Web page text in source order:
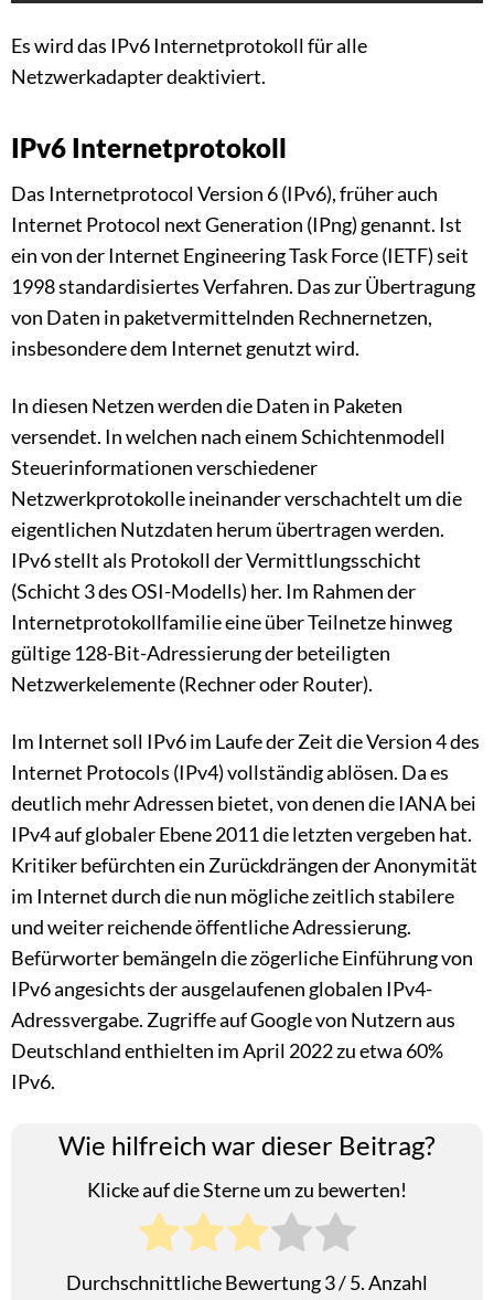
Es wird das IPv6 Internetprotokoll für alle
Netzwerkadapter deaktiviert.
IPv6 Internetprotokoll
Das Internetprotocol Version 6 (IPv6), früher auch
Internet Protocol next Generation (IPng) genannt. Ist
ein von der Internet Engineering Task Force (IETF) seit
1998 standardisiertes Verfahren. Das zur Übertragung
von Daten in paketvermittelnden Rechnernetzen,
insbesondere dem Internet genutzt wird.
In diesen Netzen werden die Daten in Paketen
versendet. In welchen nach einem Schichtenmodell
Steuerinformationen verschiedener
Netzwerkprotokolle ineinander verschachtelt um die
eigentlichen Nutzdaten herum übertragen werden.
IPv6 stellt als Protokoll der Vermittlungsschicht
(Schicht 3 des OSI-Modells) her. Im Rahmen der
Internetprotokollfamilie eine über Teilnetze hinweg
gültige 128-Bit-Adressierung der beteiligten
Netzwerkelemente (Rechner oder Router).
Im Internet soll IPv6 im Laufe der Zeit die Version 4 des
Internet Protocols (IPv4) vollständig ablösen. Da es
deutlich mehr Adressen bietet, von denen die IANA bei
IPv4 auf globaler Ebene 2011 die letzten vergeben hat.
Kritiker befürchten ein Zurückdrängen der Anonymität
im Internet durch die nun mögliche zeitlich stabilere
und weiter reichende öffentliche Adressierung.
Befürworter bemängeln die zögerliche Einführung von
IPv6 angesichts der ausgelaufenen globalen IPv4-
Adressvergabe. Zugriffe auf Google von Nutzern aus
Deutschland enthielten im April 2022 zu etwa 60%
IPv6.
Wie hilfreich war dieser Beitrag?
Klicke auf die Sterne um zu bewerten!
Durchschnittliche Bewertung3/ 5. Anzahl